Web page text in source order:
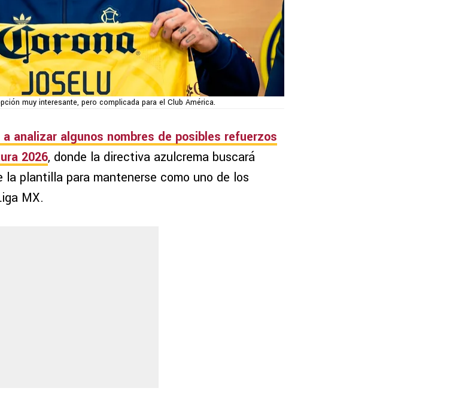
muy interesante, pero complicada para el Club América.
analizar algunos nombres de posibles refuerzos
2026, donde la directiva azulcrema buscará
plantilla para mantenerse como uno de los
MX.